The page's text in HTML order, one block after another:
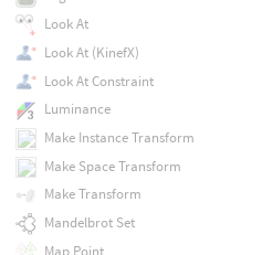
Look At
Look At (KinefX)
Look At Constraint
Luminance
Make Instance Transform
Make Space Transform
Make Transform
Mandelbrot Set
Map Point